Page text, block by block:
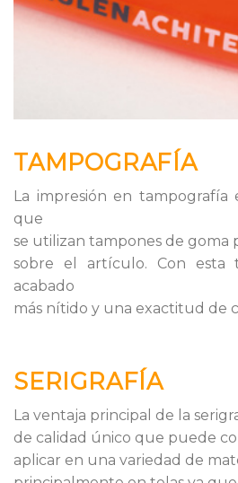
TAMPOGRAFÍA
La impresión en tampografía
que
se utilizan tampones de goma
sobre el artículo. Con esta
acabado
más nítido y una exactitud de
SERIGRAFÍA
La ventaja principal de la
de calidad único que puede
aplicar en una variedad de